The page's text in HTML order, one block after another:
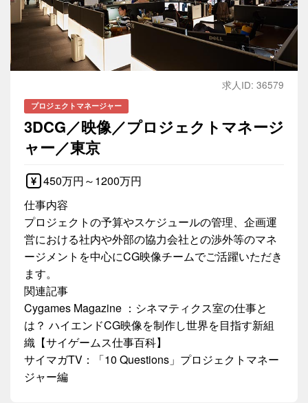
求人ID: 36579
プロジェクトマネージャー
3DCG／映像／プロジェクトマネージ
ャー／東京
450万円～1200万円
仕事内容
プロジェクトの予算やスケジュールの管理、企画運
営における社内や外部の協力会社との渉外等のマネ
ージメントを中心にCG映像チームでご活躍いただき
ます。
関連記事
Cygames Magazine ：シネマティクス室の仕事と
は？ ハイエンドCG映像を制作し世界を目指す新組
織【サイゲームス仕事百科】
サイマガTV：「10 Questions」プロジェクトマネー
ジャー編